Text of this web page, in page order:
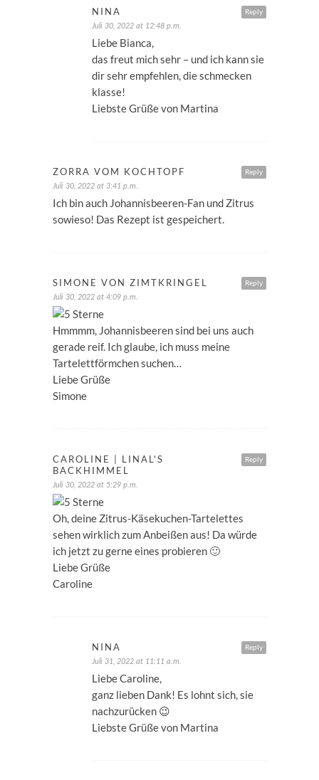
Reply
NINA
Juli 30, 2022 at 12:48 p.m.
Liebe Bianca,
das freut mich sehr – und ich kann sie
dir sehr empfehlen, die schmecken
klasse!
Liebste Grüße von Martina
Reply
ZORRA VOM KOCHTOPF
Juli 30, 2022 at 3:41 p.m.
Ich bin auch Johannisbeeren-Fan und Zitrus
sowieso! Das Rezept ist gespeichert.
Reply
SIMONE VON ZIMTKRINGEL
Juli 30, 2022 at 4:09 p.m.
Hmmmm, Johannisbeeren sind bei uns auch
gerade reif. Ich glaube, ich muss meine
Tartelettförmchen suchen…
Liebe Grüße
Simone
Reply
CAROLINE | LINAL'S
BACKHIMMEL
Juli 30, 2022 at 5:29 p.m.
Oh, deine Zitrus-Käsekuchen-Tartelettes
sehen wirklich zum Anbeißen aus! Da würde
ich jetzt zu gerne eines probieren 🙂
Liebe Grüße
Caroline
Reply
NINA
Juli 31, 2022 at 11:11 a.m.
Liebe Caroline,
ganz lieben Dank! Es lohnt sich, sie
nachzurücken 😉
Liebste Grüße von Martina